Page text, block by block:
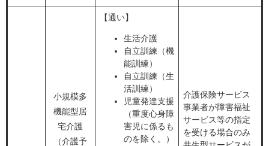
小規模多
機能型居
宅介護
（介護予
【通い】
生活介護
自立訓練（機
能訓練）
自立訓練（生
活訓練）
児童発達支援
（重度心身障
害児に係るも
のを除く。）
介護保険サービス
事業者が障害福祉
サービス等の指定
を受ける場合のみ